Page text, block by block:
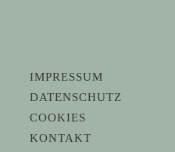
IMPRESSUM
DATENSCHUTZ
COOKIES
KONTAKT